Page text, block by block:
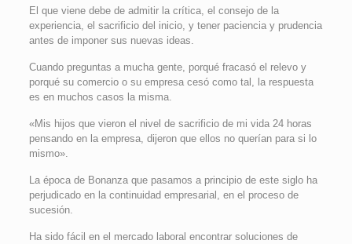
El que viene debe de admitir la crítica, el consejo de la
experiencia, el sacrificio del inicio, y tener paciencia y prudencia
antes de imponer sus nuevas ideas.
Cuando preguntas a mucha gente, porqué fracasó el relevo y
porqué su comercio o su empresa cesó como tal, la respuesta
es en muchos casos la misma.
«Mis hijos que vieron el nivel de sacrificio de mi vida 24 horas
pensando en la empresa, dijeron que ellos no querían para si lo
mismo».
La época de Bonanza que pasamos a principio de este siglo ha
perjudicado en la continuidad empresarial, en el proceso de
sucesión.
Ha sido fácil en el mercado laboral encontrar soluciones de